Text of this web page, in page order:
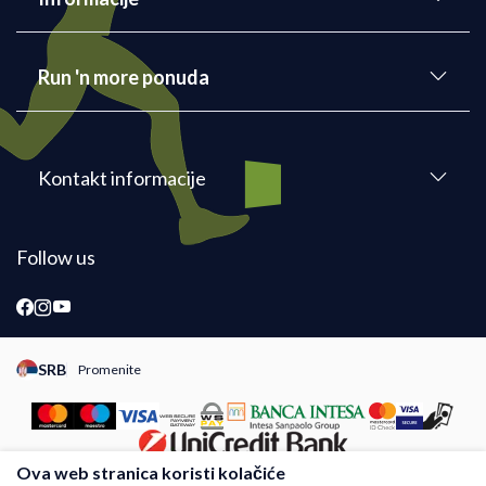
Run 'n more ponuda
Kontakt informacije
Follow us
SRB Promenite
Promeni instancu sajta, posetite sajtove za druge zemlje
Ova web stranica koristi kolačiće